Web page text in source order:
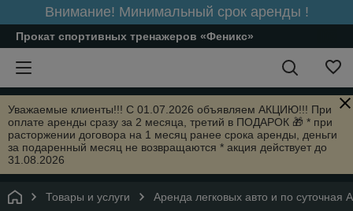
Внимание! Минимальный срок аренды !
Прокат спортивных тренажеров «Феникс»
Уважаемые клиенты!!! С 01.07.2026 объявляем АКЦИЮ!!! При
оплате аренды сразу за 2 месяца, третий в ПОДАРОК 🎁 * при
расторжении договора на 1 месяц ранее срока аренды, деньги
за подаренный месяц не возвращаются * акция действует до
31.08.2026
Товары и услуги Аренда легковых авто и по суточная